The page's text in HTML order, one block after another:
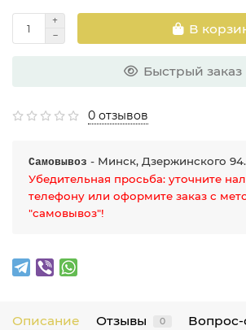
В
Быстрый заказ
0 отзывов
Самовывоз - Минск, Дзержинского 94.
Убедительная просьба: уточните
телефону или оформите заказ с
"самовывоз"!
Описание Отзывы 0 Вопрос-